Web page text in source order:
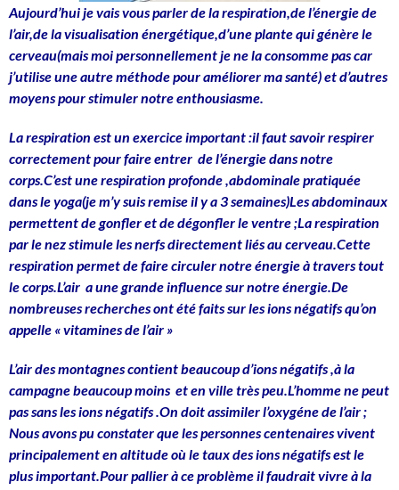
Aujourd’hui je vais vous parler de la respiration,de l’énergie de
l’air,de la visualisation énergétique,d’une plante qui génère le
cerveau(mais moi personnellement je ne la consomme pas car
j’utilise une autre méthode pour améliorer ma santé) et d’autres
moyens pour stimuler notre enthousiasme.
La respiration est un exercice important :il faut savoir respirer
correctement pour faire entrer de l’énergie dans notre
corps.C’est une respiration profonde ,abdominale pratiquée
dans le yoga(je m’y suis remise il y a 3 semaines)Les abdominaux
permettent de gonfler et de dégonfler le ventre ;La respiration
par le nez stimule les nerfs directement liés au cerveau.Cette
respiration permet de faire circuler notre énergie à travers tout
le corps.L’air a une grande influence sur notre énergie.De
nombreuses recherches ont été faits sur les ions négatifs qu’on
appelle « vitamines de l’air »
L’air des montagnes contient beaucoup d’ions négatifs ,à la
campagne beaucoup moins et en ville très peu.L’homme ne peut
pas sans les ions négatifs .On doit assimiler l’oxygéne de l’air ;
Nous avons pu constater que les personnes centenaires vivent
principalement en altitude où le taux des ions négatifs est le
plus important.Pour pallier à ce problème il faudrait vivre à la